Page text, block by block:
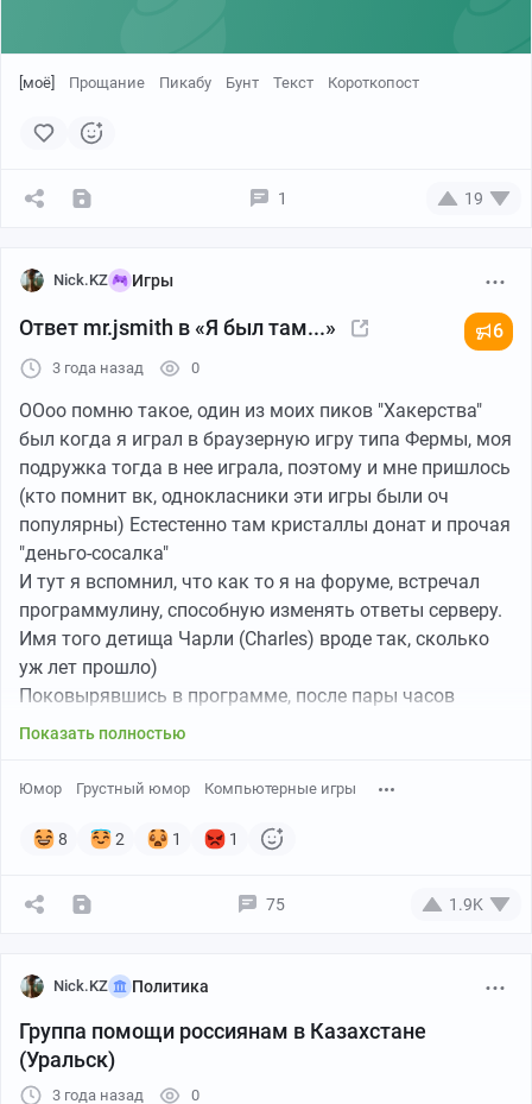
[моё] Прощание Пикабу Бунт Текст Короткопост
1 19
Nick.KZ Игры
Ответ mr.jsmith в «Я был там...» 6
3 года назад 0
ООоо помню такое, один из моих пиков "Хакерства"
был когда я играл в браузерную игру типа Фермы, моя
подружка тогда в нее играла, поэтому и мне пришлось
(кто помнит вк, однокласники эти игры были оч
популярны) Естестенно там кристаллы донат и прочая
"деньго-сосалка"
И тут я вспомнил, что как то я на форуме, встречал
программулину, способную изменять ответы серверу.
Имя того детища Чарли (Charles) вроде так, сколько
уж лет прошло)
Поковырявшись в программе, после пары часов
копания, я нашел строку в запросе отвечающую за эти
недолгим, после того как выйдешь из игры и войдешь
подумал, что вероятно игра подтягивает информацию
Решение оказалось банальным, после того как
плюшки другим игрокам. Проверил,все работало и
почувствовал себя мамкиным хакером) До сих пор
думаю, что если бы развивал себя в той области что-
нибудь из этого бы да и вышло)))
Показать полностью
Юмор Грустный юмор Компьютерные игры
8 2 1 1
75 1.9K
Nick.KZ Политика
Группа помощи россиянам в Казахстане
(Уральск)
3 года назад 0